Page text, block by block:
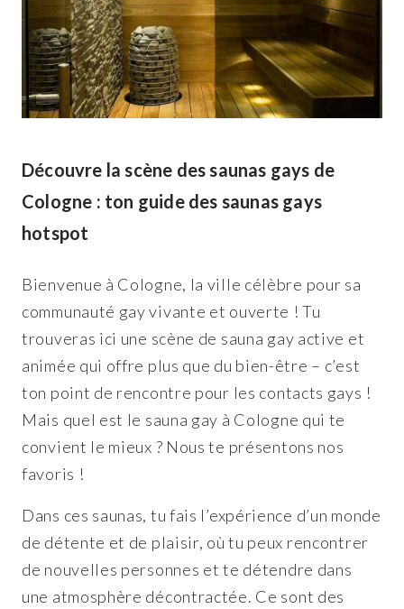
Découvre la scène des saunas gays de
Cologne : ton guide des saunas gays
hotspot
Bienvenue à Cologne, la ville célèbre pour sa
communauté gay vivante et ouverte ! Tu
trouveras ici une scène de sauna gay active et
animée qui offre plus que du bien-être – c’est
ton point de rencontre pour les contacts gays !
Mais quel est le sauna gay à Cologne qui te
convient le mieux ? Nous te présentons nos
favoris !
Dans ces saunas, tu fais l’expérience d’un monde
de détente et de plaisir, où tu peux rencontrer
de nouvelles personnes et te détendre dans
une atmosphère décontractée. Ce sont des